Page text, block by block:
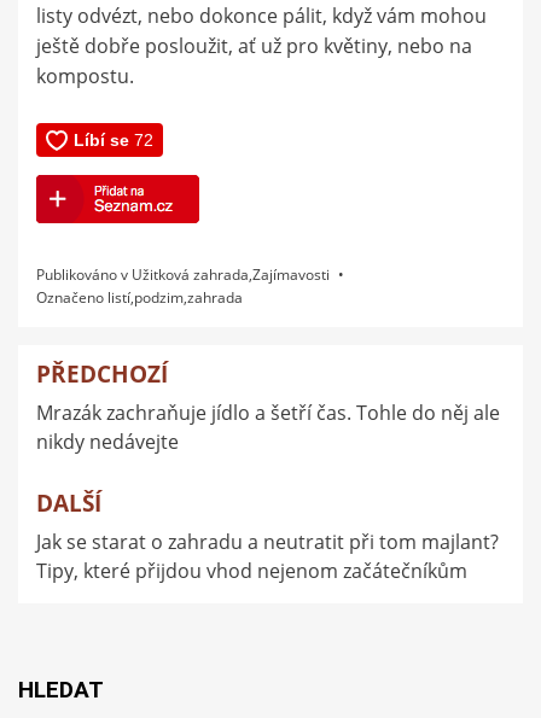
listy odvézt, nebo dokonce pálit, když vám mohou
ještě dobře posloužit, ať už pro květiny, nebo na
kompostu.
Publikováno v Užitková zahrada,Zajímavosti
Označeno listí,podzim,zahrada
Navigace
pro
příspěvek
PŘEDCHOZÍ
Mrazák zachraňuje jídlo a šetří čas. Tohle do něj ale
nikdy nedávejte
DALŠÍ
Jak se starat o zahradu a neutratit při tom majlant?
Tipy, které přijdou vhod nejenom začátečníkům
HLEDAT